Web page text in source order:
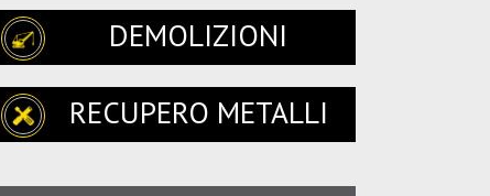
DEMOLIZIONI
RECUPERO METALLI